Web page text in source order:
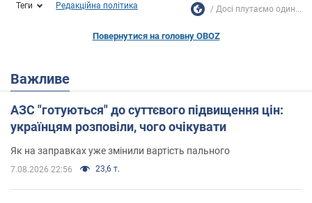
Теги Редакційна політика Досі плутаємо один...
Повернутися на головну OBOZ
Важливе
АЗС "готуються" до суттєвого підвищення цін:
українцям розповіли, чого очікувати
Як на заправках уже змінили вартість пального
7.08.2026 22:56 23,6 т.